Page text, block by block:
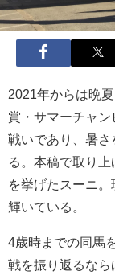
2021年からは晩
賞・サマーチャ
戦いであり、暑さ
る。本稿で取り
を挙げたスーニ
輝いている。
4歳時までの同馬
戦を振り返るなら